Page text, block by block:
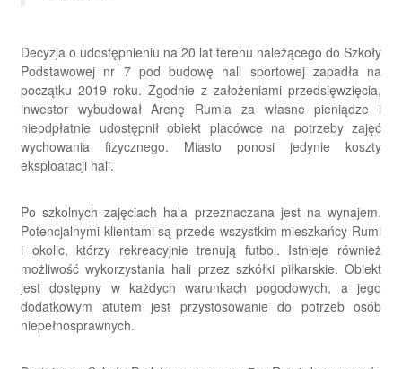
Decyzja o udostępnieniu na 20 lat terenu należącego do Szkoły
Podstawowej nr 7 pod budowę hali sportowej zapadła na
początku 2019 roku. Zgodnie z założeniami przedsięwzięcia,
inwestor wybudował Arenę Rumia za własne pieniądze i
nieodpłatnie udostępnił obiekt placówce na potrzeby zajęć
wychowania fizycznego. Miasto ponosi jedynie koszty
eksploatacji hali.
Po szkolnych zajęciach hala przeznaczana jest na wynajem.
Potencjalnymi klientami są przede wszystkim mieszkańcy Rumi
i okolic, którzy rekreacyjnie trenują futbol. Istnieje również
możliwość wykorzystania hali przez szkółki piłkarskie. Obiekt
jest dostępny w każdych warunkach pogodowych, a jego
dodatkowym atutem jest przystosowanie do potrzeb osób
niepełnosprawnych.